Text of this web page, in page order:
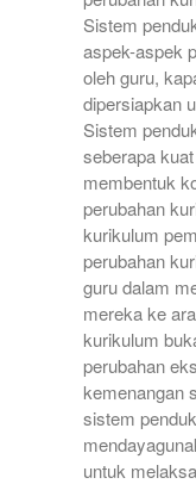
Sistem
aspek-aspek
oleh guru,
dipersiapkan
Sistem
seberapa
membentuk
perubahan
kurikulum
perubahan
guru dalam
mereka ke
kurikulum
perubahan
kemenangan
sistem
untuk